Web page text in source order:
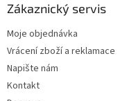
Zákaznický servis
Moje objednávka
Vrácení zboží a reklamace
Napište nám
Kontakt